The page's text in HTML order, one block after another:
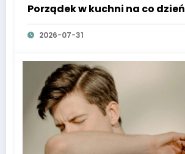
Porządek w kuchni na co dzień
2026-07-31